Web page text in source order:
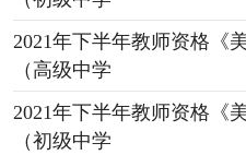
2021年下半年教师资格《
（高级中学
2021年下半年教师资格《
（初级中学